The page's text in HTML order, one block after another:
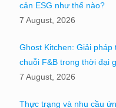
cản ESG như thế nào?
7 August, 2026
Ghost Kitchen: Giải
chuỗi F&B trong thời đại
7 August, 2026
Thực trạng và nhu cầu